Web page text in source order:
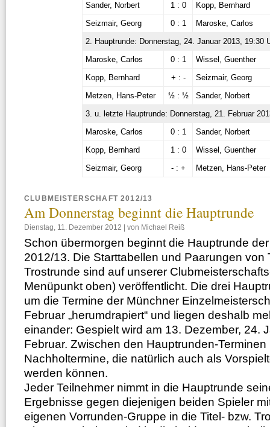
Sander, Norbert
1 : 0
Kopp, Bernhard
Seizmair, Georg
0 : 1
Maroske, Carlos
2. Hauptrunde: Donnerstag, 24. Januar 2013, 19:30
Maroske, Carlos
0 : 1
Wissel, Guenther
Kopp, Bernhard
+ : -
Seizmair, Georg
Metzen, Hans-Peter
½ : ½
Sander, Norbert
3. u. letzte Hauptrunde: Donnerstag, 21. Februar
Maroske, Carlos
0 : 1
Sander, Norbert
Kopp, Bernhard
1 : 0
Wissel, Guenther
Seizmair, Georg
- : + Metzen, Hans-Peter
CLUBMEISTERSCHAFT 2012/13
Am Donnerstag beginnt die Hauptrunde
Dienstag, 11. Dezember 2012 | von Michael Reiß
Schon übermorgen beginnt die Hauptrunde
2012/13. Die Starttabellen und Paarungen von
Trostrunde sind auf unserer
Menüpunkt oben) veröffentlicht. Die drei
um die Termine der Münchner
Februar „herumdrapiert“ und liegen deshalb
einander: Gespielt wird am 13. Dezember, 24.
Februar. Zwischen den Hauptrunden-
Nachholtermine, die natürlich auch als
werden können.
Jeder Teilnehmer nimmt in die Hauptrunde
Ergebnisse gegen diejenigen beiden Spieler
eigenen Vorrunden-Gruppe in die Titel- bzw.